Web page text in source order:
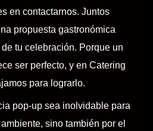
en contactarnos. Juntos
propuesta gastronómica
tu celebración. Porque un
ser perfecto, y en Catering
para lograrlo.
pop-up sea inolvidable para
sino también por el